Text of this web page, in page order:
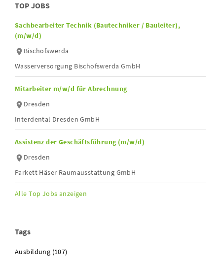
TOP JOBS
Sachbearbeiter Technik (Bautechniker / Bauleiter),
(m/w/d)
Bischofswerda
Wasserversorgung Bischofswerda GmbH
Mitarbeiter m/w/d für Abrechnung
Dresden
Interdental Dresden GmbH
Assistenz der Geschäftsführung (m/w/d)
Dresden
Parkett Häser Raumausstattung GmbH
Alle Top Jobs anzeigen
Tags
Ausbildung (107)